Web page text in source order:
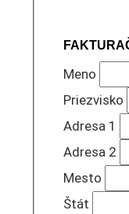
Meno
Priezvisko
Adresa 1
Adresa 2
Mesto
Štát